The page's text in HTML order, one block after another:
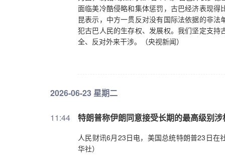
面临美冷酷侵略和集体惩罚，古巴经济表现
昆表示，中方一贯反对没有国际法依据的非
犯古巴人民的生存权、发展权。我们坚定支
全、反对外来干涉。（央视新闻）
2026-06-23 星期二
11:44 特朗普称伊朗同意接受长期的最高级别涉
人民财讯6月23日电，美国总统特朗普23日在
华社）